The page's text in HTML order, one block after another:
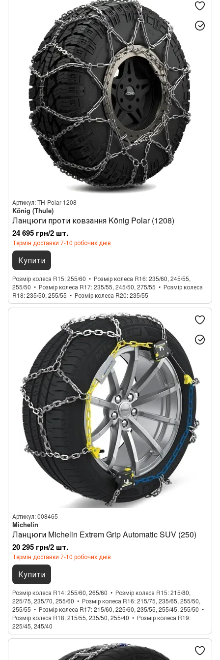
Артикул: TH-Polar 1208
König (Thule)
Ланцюги проти ковзання König Polar (1208)
24 695 грн/2 шт.
Термін доставки 7-10 робочих днів
Купити
Розмір колеса R15 255/60 Розмір колеса R16 235/60, 245/55,
255/50
Розмір колеса R17 235/55, 245/50, 275/55
Розмір колеса
R18 235/50, 255/55 Розмір колеса R20 235/55
Артикул: 008465
Michelin
Ланцюги Michelin Extrem Grip Automatic SUV (250)
20 295 грн/2 шт.
Термін доставки 7-10 робочих днів
Купити
Розмір колеса R14 255/60, 265/60 Розмір колеса R15 215/80,
225/75, 235/70, 255/60
Розмір колеса R16 215/75, 235/65, 255/50,
255/55
Розмір колеса R17 215/60, 225/60, 235/55, 255/45, 255/50
Розмір колеса R18 215/55, 235/50, 255/40
Розмір колеса R19
225/45, 245/40